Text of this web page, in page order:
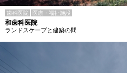
歯科医院 医療・福祉施設
和歯科医院
ランドスケープと建築の間